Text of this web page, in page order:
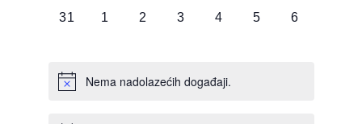
0
31
0
1
0
2
0
3
0
4
0
5
0
6
Nema nadolazećih događaji.